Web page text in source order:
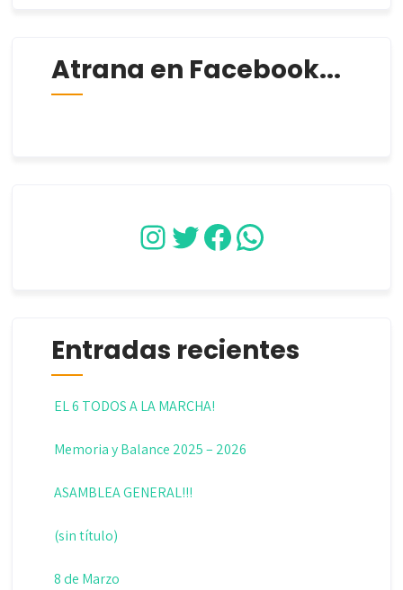
Atrana en Facebook...
Instagram
Twitter
Facebook
WhatsApp
Entradas recientes
EL 6 TODOS A LA MARCHA!
Memoria y Balance 2025 – 2026
ASAMBLEA GENERAL!!!
(sin título)
8 de Marzo